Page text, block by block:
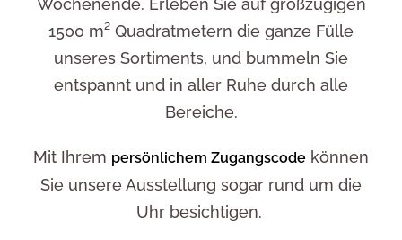
Wochenende. Erleben Sie auf großzügigen
1500 m² Quadratmetern die ganze Fülle
unseres Sortiments, und bummeln Sie
entspannt und in aller Ruhe durch alle
Bereiche.
Mit Ihrem persönlichem Zugangscode können
Sie unsere Ausstellung sogar rund um die
Uhr besichtigen.